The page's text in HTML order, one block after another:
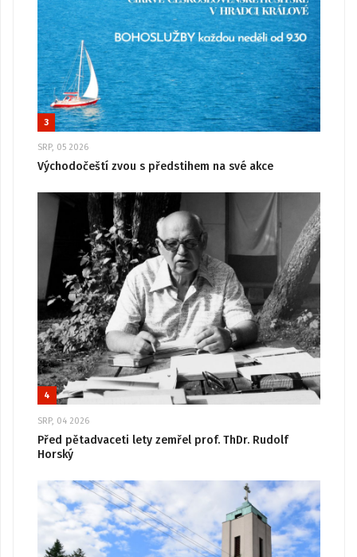
3
SRP, 05 2026
Východočeští zvou s předstihem na své akce
4
SRP, 04 2026
Před pětadvaceti lety zemřel prof. ThDr. Rudolf
Horský